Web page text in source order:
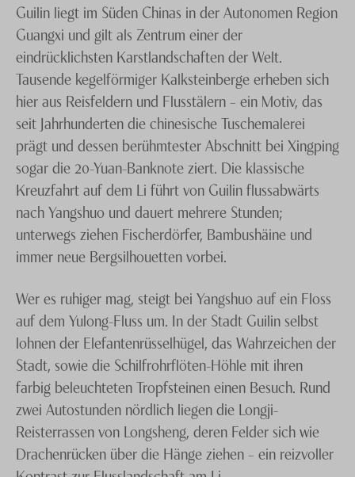
UnsereSpezialistenstehen Ihnen beratend zur Seite
und helfen Ihnen bei Ihren Ferien in den Landschaften
des Wasserwunders im Reich der Mitte.
Guilin liegt im Süden Chinas in der Autonomen Region
Guangxi und gilt als Zentrum einer der
eindrücklichsten Karstlandschaften der Welt.
Tausende kegelförmiger Kalksteinberge erheben sich
hier aus Reisfeldern und Flusstälern – ein Motiv, das
seit Jahrhunderten die chinesische Tuschemalerei
prägt und dessen berühmtester Abschnitt bei Xingping
sogar die 20-Yuan-Banknote ziert. Die klassische
Kreuzfahrt auf dem Li führt von Guilin flussabwärts
nach Yangshuo und dauert mehrere Stunden;
unterwegs ziehen Fischerdörfer, Bambushäine und
immer neue Bergsilhouetten vorbei.
Wer es ruhiger mag, steigt bei Yangshuo auf ein Floss
auf dem Yulong-Fluss um. In der Stadt Guilin selbst
lohnen der Elefantenrüsselhügel, das Wahrzeichen der
Stadt, sowie die Schilfrohrflöten-Höhle mit ihren
farbig beleuchteten Tropfsteinen einen Besuch. Rund
zwei Autostunden nördlich liegen die Longji-
Reisterrassen von Longsheng, deren Felder sich wie
Drachenrücken über die Hänge ziehen – ein reizvoller